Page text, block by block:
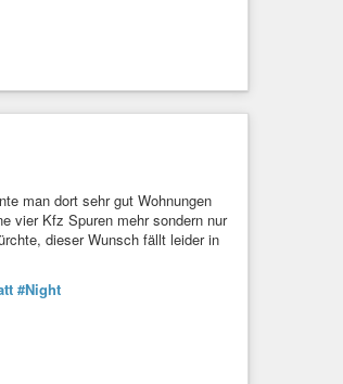
man dort sehr gut Wohnungen
vier Kfz Spuren mehr sondern nur
dieser Wunsch fällt leider in
#Night